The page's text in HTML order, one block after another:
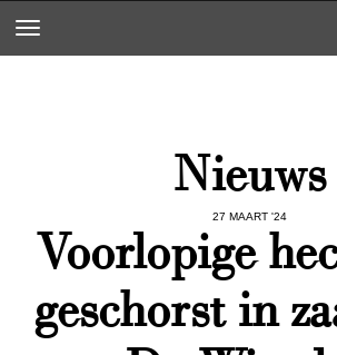
Toggle navigation
Nieuws
27 MAART '24
Voorlopige
geschorst in